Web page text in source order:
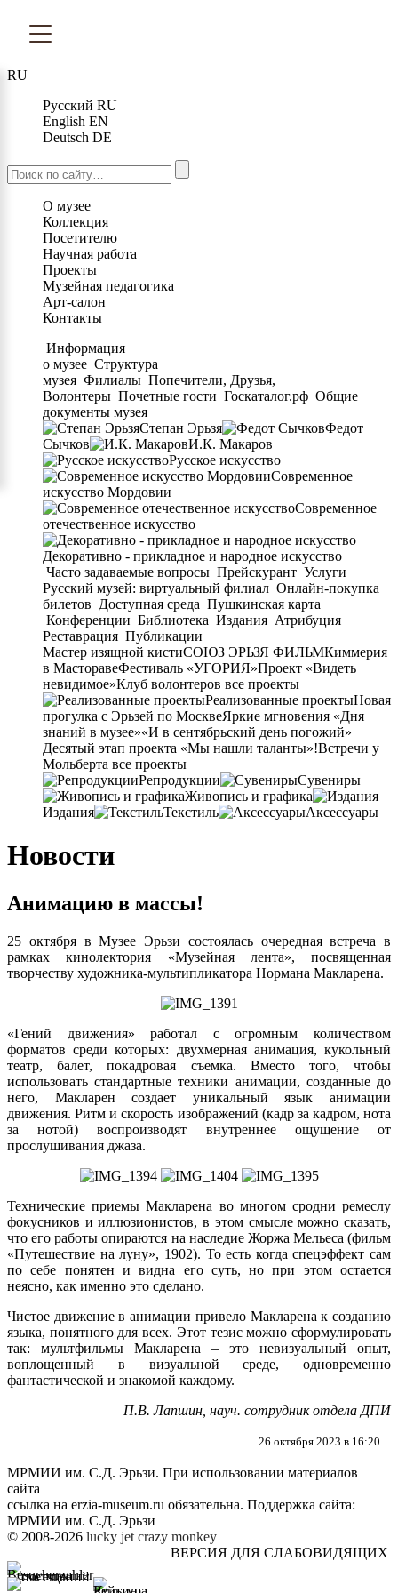
RU
Русский RU
English EN
Deutsch DE
О музее
Коллекция
Посетителю
Научная работа
Проекты
Музейная педагогика
Арт-салон
Контакты
Информация
о музее Структура
музея Филиалы Попечители, Друзья,
Волонтеры Почетные гости Госкаталог.рф Общие
документы музея
Степан Эрьзя
Федот
Сычков
И.К. Макаров
Русское искусство
Современное
искусство Мордовии
Современное
отечественное искусство
Декоративно - прикладное и народное искусство
Часто задаваемые вопросы Прейскурант Услуги
Русский музей: виртуальный филиал Онлайн-покупка
билетов Доступная среда Пушкинская карта
Конференции Библиотека Издания Атрибуция
Реставрация Публикации
Мастер изящной кистиСОЮЗ ЭРЬЗЯ ФИЛЬМКиммерия
в МасторавеФестиваль «УГОРИЯ»Проект «Видеть
невидимое»Клуб волонтеров все проекты
Реализованные проектыНовая
прогулка с Эрьзей по МосквеЯркие мгновения «Дня
знаний в музее»«И в сентябрьский день погожий»
Десятый этап проекта «Мы нашли таланты»!Встречи у
Мольберта все проекты
Репродукции
Сувениры
Живопись и графика
Издания
Текстиль Аксессуары
Новости
Анимацию в массы!
25 октября в Музее Эрьзи состоялась очередная встреча в
рамках кинолектория «Музейная лента», посвященная
творчеству художника-мультипликатора Нормана Макларена.
«Гений движения» работал с огромным количеством
форматов среди которых: двухмерная анимация, кукольный
театр, балет, покадровая съемка. Вместо того, чтобы
использовать стандартные техники анимации, созданные до
него, Макларен создает уникальный язык анимации
движения. Ритм и скорость изображений (кадр за кадром, нота
за нотой) воспроизводят внутреннее ощущение от
прослушивания джаза.
Технические приемы Макларена во многом сродни ремеслу
фокусников и иллюзионистов, в этом смысле можно сказать,
что его работы опираются на наследие Жоржа Мельеса (фильм
«Путешествие на луну», 1902). То есть когда спецэффект сам
по себе понятен и видна его суть, но при этом остается
неясно, как именно это сделано.
Чистое движение в анимации привело Макларена к созданию
языка, понятного для всех. Этот тезис можно сформулировать
так: мультфильмы Макларена – это невизуальный опыт,
воплощенный в визуальной среде, одновременно
фантастической и знакомой каждому.
П.В. Лапшин, науч. сотрудник отдела ДПИ
26 октября 2023 в 16:20
МРМИИ им. С.Д. Эрьзи. При использовании материалов
сайта
ссылка на erzia-museum.ru обязательна. Поддержка сайта:
МРМИИ им. С.Д. Эрьзи
© 2008-2026 lucky jet crazy monkey
ВЕРСИЯ ДЛЯ СЛАБОВИДЯЩИХ